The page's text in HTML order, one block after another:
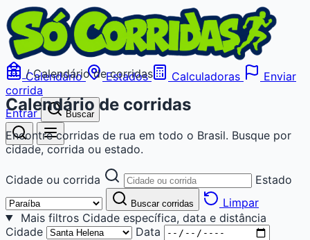
Calendário Estados Calculadoras
Enviar
corrida
Entrar
Buscar
/ Calendário de corridas
Calendário de corridas
Encontre corridas de rua em todo o Brasil. Busque por
cidade, corrida ou estado.
Cidade ou corrida Estado
Buscar corridas
Limpar
Mais filtros Cidade específica, data e distância
Cidade
Data